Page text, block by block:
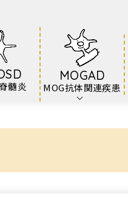
髄炎
MOGAD
MOG抗体関連疾患